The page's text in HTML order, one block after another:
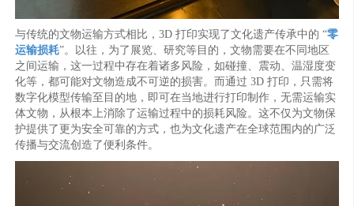
与传统的文物运输方式相比，3D 打印实现了文化遗产传承中的 “零
运输损耗”。以往，为了展览、研究等目的，文物需要在不同地区
之间运输，这一过程中存在着诸多风险，如碰撞、震动、温湿度变
化等，都可能对文物造成不可逆的损害。而通过 3D 打印，只需将
数字化模型传输至目的地，即可在当地进行打印制作，无需运输实
体文物，从根本上消除了运输过程中的损耗风险。这不仅为文物保
护提供了更为安全可靠的方式，也为文化遗产在全球范围内的广泛
传播与交流创造了便利条件。